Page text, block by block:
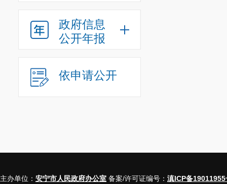
政府信息
公开年报
依申请公开
不予公
主办单位： 安宁市人民政府办公室 备案/许可证编号： 滇ICP备